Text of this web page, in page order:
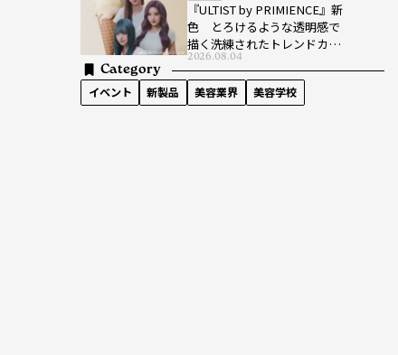
『ULTIST by PRIMIENCE』新
色 とろけるような透明感で
描く洗練されたトレンドカラ
ー
2026.08.04
Category
イベント 新製品 美容業界 美容学校